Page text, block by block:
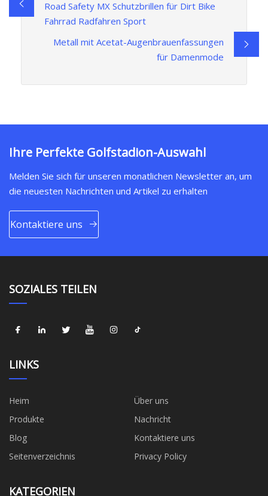
Road Safety MX Schutzbrillen für Dirt Bike
Fahrrad Radfahren Sport
Metall mit Acetat-Augenbrauenfassungen
für Damenmode
Ihre Perfekte Golfstadion-Auswahl
Melden Sie sich für unseren monatlichen Newsletter an, um
die neuesten Nachrichten und Artikel zu erhalten
Kontaktiere uns
SOZIALES TEILEN
LINKS
Heim
Über uns
Produkte
Nachricht
Blog
Kontaktiere uns
Seitenverzeichnis
Privacy Policy
KATEGORIEN